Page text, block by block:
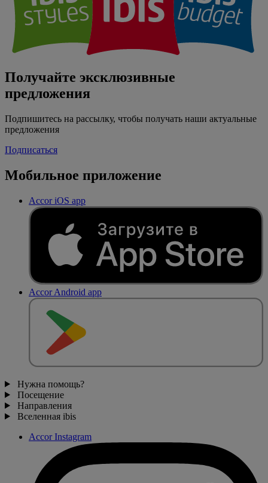
Получайте эксклюзивные
предложения
Подпишитесь на рассылку, чтобы получать наши актуальные
предложения
Подписаться
Мобильное приложение
Accor iOS app
Accor Android app
Нужна помощь?
Посещение
Направления
Вселенная ibis
Accor Instagram